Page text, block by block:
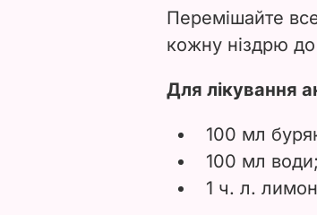
Перемішайте
кожну ніздрю
Для лікування
100 мл
100 мл води;
1 ч. л.